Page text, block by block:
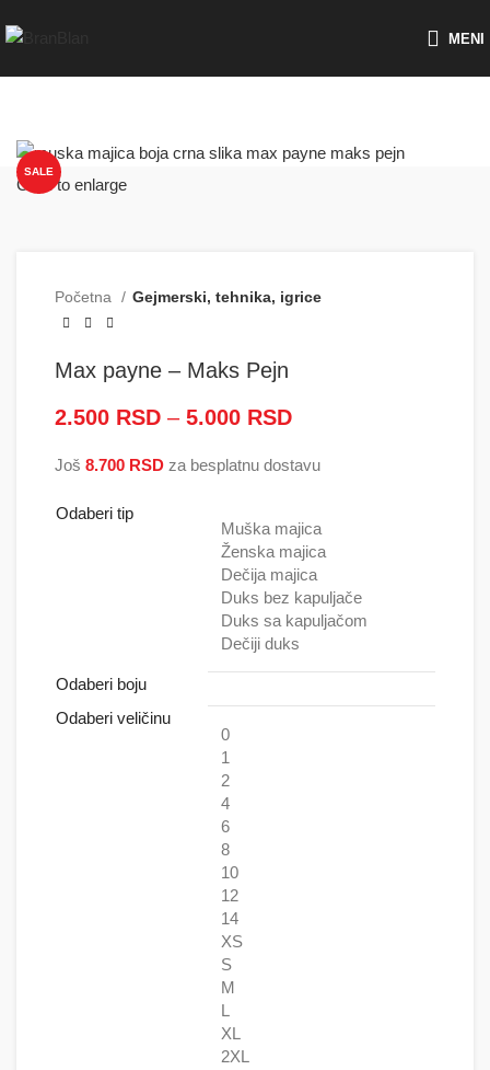
MENI
SALE
Click to enlarge
Početna Gejmerski, tehnika, igrice
Max payne – Maks Pejn
2.500 RSD – 5.000 RSD
5.000 RSD
Još 8.700 RSD za besplatnu dostavu
Odaberi tip
Muška majica
Ženska majica
Dečija majica
Duks bez kapuljače
Duks sa kapuljačom
Dečiji duks
Odaberi boju
Odaberi veličinu
0
1
2
4
6
8
10
12
14
XS
S
M
L
XL
2XL
Besplatna dostava za porudžbine preko